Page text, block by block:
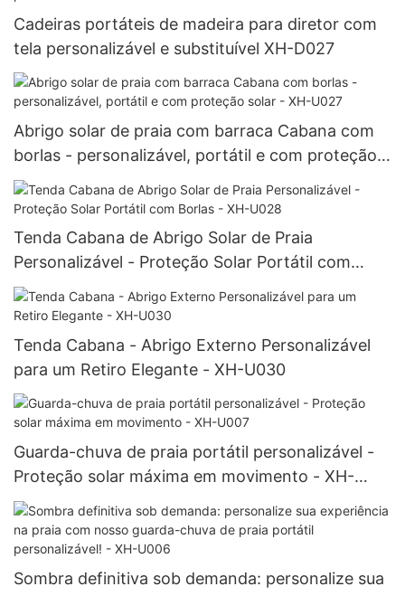
Cadeiras portáteis de madeira para diretor com
tela personalizável e substituível XH-D027
Abrigo solar de praia com barraca Cabana com
borlas - personalizável, portátil e com proteção
solar - XH-U027
Tenda Cabana de Abrigo Solar de Praia
Personalizável - Proteção Solar Portátil com
Borlas - XH-U028
Tenda Cabana - Abrigo Externo Personalizável
para um Retiro Elegante - XH-U030
Guarda-chuva de praia portátil personalizável -
Proteção solar máxima em movimento - XH-
U007
Sombra definitiva sob demanda: personalize sua